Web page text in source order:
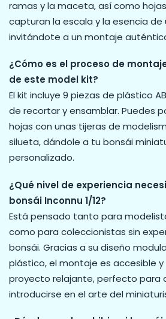
ramas y la maceta, así como
capturan la escala y la esencia de
invitándote a un montaje
¿Cómo es el proceso de
de este model kit?
El kit incluye 9 piezas de plástico
de recortar y ensamblar. Puedes
hojas con unas tijeras de
silueta, dándole a tu bonsái
personalizado.
¿Qué nivel de experiencia
bonsái Inconnu 1/12?
Está pensado tanto para
como para coleccionistas sin
bonsái. Gracias a su diseño
plástico, el montaje es accesible
proyecto relajante, perfecto para
introducirse en el arte del